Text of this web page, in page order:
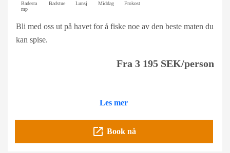
Badesta
mp
Badstue Lunsj Middag Frokost
Bli med oss ut på havet for å fiske noe av den beste maten du
kan spise.
Fra 3 195 SEK/person
Les mer
open_in_new Book nå